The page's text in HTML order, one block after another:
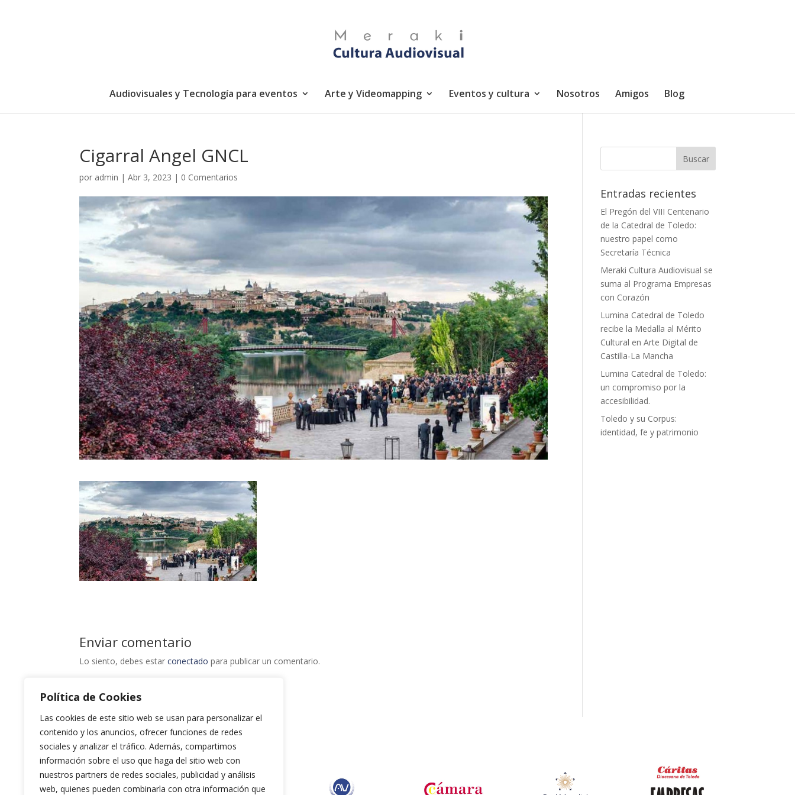
Política de Cookies
Las cookies de este sitio web se usan para personalizar el
contenido y los anuncios, ofrecer funciones de redes
sociales y analizar el tráfico. Además, compartimos
información sobre el uso que haga del sitio web con
nuestros partners de redes sociales, publicidad y análisis
web, quienes pueden combinarla con otra información que
Audiovisuales y Tecnología para eventos Arte y Videomapping Eventos y cultura Nosotros Amigos Blog
Cigarral Angel GNCL
por admin |Abr 3, 2023 | 0 Comentarios
Enviar comentario
Lo siento, debes estarconectado para publicar un comentario.
Entradas recientes
El Pregón del VIII Centenario
de la Catedral de Toledo:
nuestro papel como
Secretaría Técnica
Meraki Cultura Audiovisual se
suma al Programa Empresas
con Corazón
Lumina Catedral de Toledo
recibe la Medalla al Mérito
Cultural en Arte Digital de
Castilla-La Mancha
Lumina Catedral de Toledo:
un compromiso por la
accesibilidad.
Toledo y su Corpus:
identidad, fe y patrimonio